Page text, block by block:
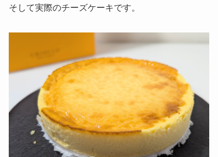
そして実際のチーズケーキです。